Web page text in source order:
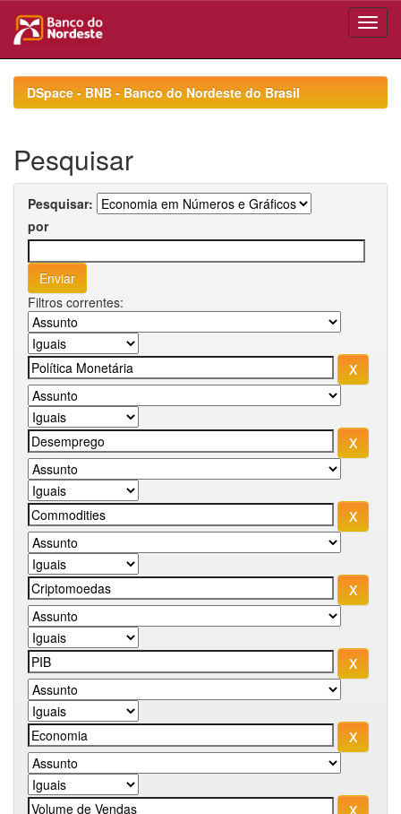
navigationDSpace - BNB - Banco do Nordeste do Brasil
Pesquisar
Pesquisar:
por
Filtros correntes: